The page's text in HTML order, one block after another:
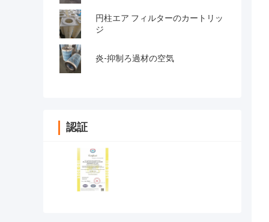
円柱エア フィルターのカートリッ
ジ
炎-抑制ろ過材の空気
認証